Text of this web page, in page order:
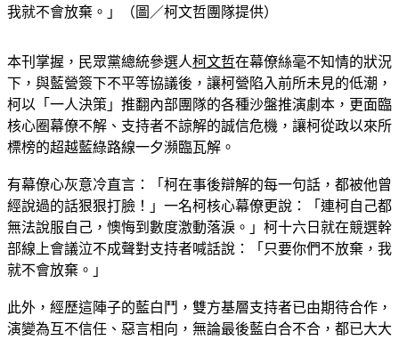
我就不會放棄。」（圖／柯文哲團隊提供）
本刊掌握，民眾黨總統參選人柯文哲在幕僚絲毫不知情的狀況
下，與藍營簽下不平等協議後，讓柯營陷入前所未見的低潮，
柯以「一人決策」推翻內部團隊的各種沙盤推演劇本，更面臨
核心圈幕僚不解、支持者不諒解的誠信危機，讓柯從政以來所
標榜的超越藍綠路線一夕瀕臨瓦解。
有幕僚心灰意冷直言：「柯在事後辯解的每一句話，都被他曾
經說過的話狠狠打臉！」一名柯核心幕僚更說：「連柯自己都
無法說服自己，懊悔到數度激動落淚。」柯十六日就在競選幹
部線上會議泣不成聲對支持者喊話說：「只要你們不放棄，我
就不會放棄。」
此外，經歷這陣子的藍白鬥，雙方基層支持者已由期待合作，
演變為互不信任、惡言相向，無論最後藍白合不合，都已大大